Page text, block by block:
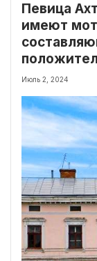
Певица
имеют
Июль 2, 2024